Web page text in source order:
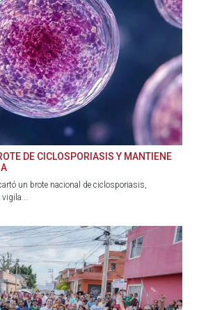
DE CICLOSPORIASIS Y MANTIENE
un brote nacional de ciclosporiasis,
vigila...